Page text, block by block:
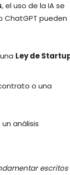
, el uso de la IA se
ChatGPT pueden
Ley de
o una
análisis
escritos